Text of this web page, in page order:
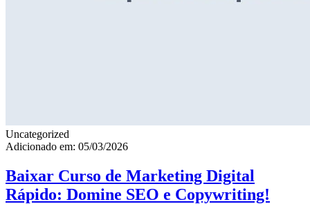
Uncategorized
Adicionado em: 05/03/2026
Baixar Curso de Marketing Digital
Rápido: Domine SEO e Copywriting!